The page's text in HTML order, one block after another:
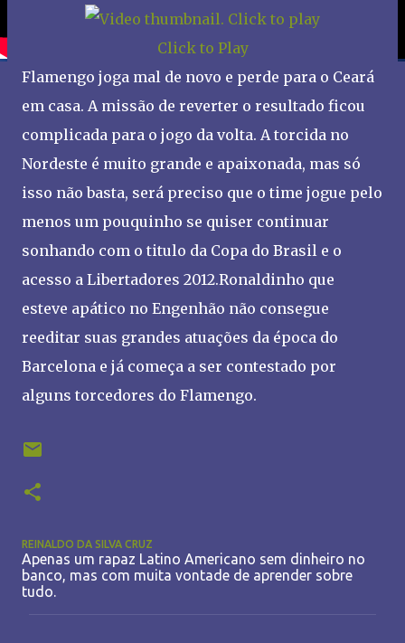
Click to Play
Flamengo joga mal de novo e perde para o Ceará
em casa. A missão de reverter o resultado ficou
complicada para o jogo da volta. A torcida no
Nordeste é muito grande e apaixonada, mas só
isso não basta, será preciso que o time jogue pelo
menos um pouquinho se quiser continuar
sonhando com o titulo da Copa do Brasil e o
acesso a Libertadores 2012.Ronaldinho que
esteve apático no Engenhão não consegue
reeditar suas grandes atuações da época do
Barcelona e já começa a ser contestado por
alguns torcedores do Flamengo.
REINALDO DA SILVA CRUZ
Apenas um rapaz Latino Americano sem dinheiro no
banco, mas com muita vontade de aprender sobre
tudo.